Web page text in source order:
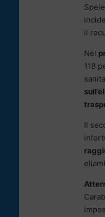
il
Nel
118
Il